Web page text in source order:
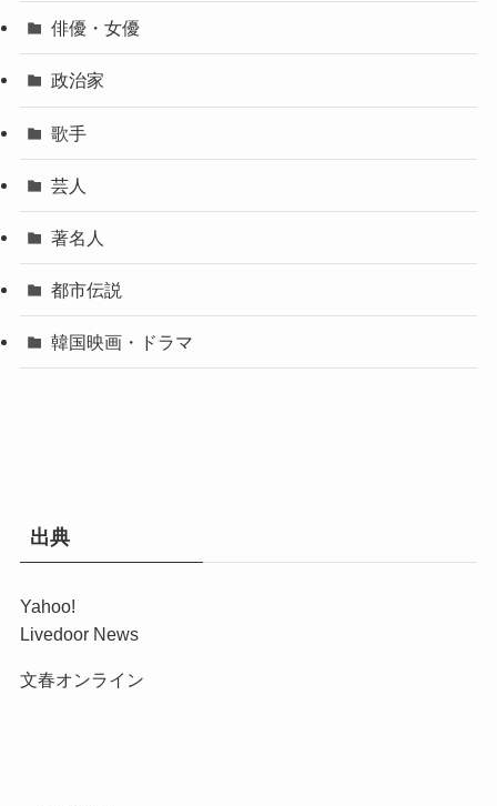
俳優・女優
政治家
歌手
芸人
著名人
都市伝説
韓国映画・ドラマ
出典
Yahoo!
Livedoor News
文春オンライン